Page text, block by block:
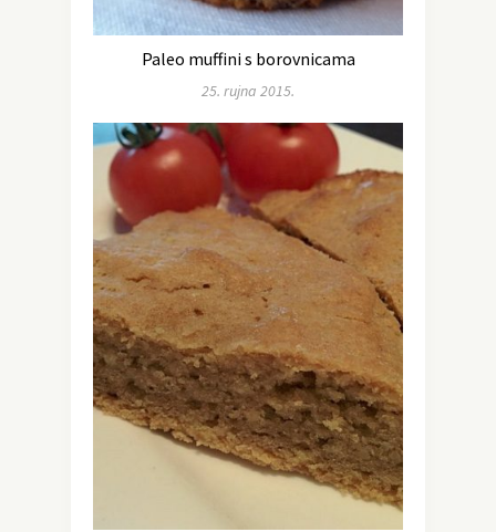
Paleo muffini s borovnicama
25. rujna 2015.